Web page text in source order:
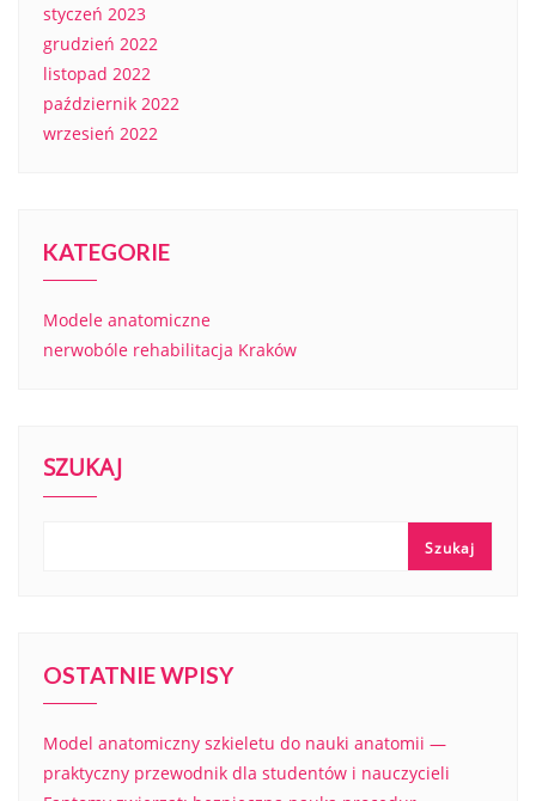
styczeń 2023
grudzień 2022
listopad 2022
październik 2022
wrzesień 2022
KATEGORIE
Modele anatomiczne
nerwobóle rehabilitacja Kraków
SZUKAJ
Szukaj
OSTATNIE WPISY
Model anatomiczny szkieletu do nauki anatomii —
praktyczny przewodnik dla studentów i nauczycieli